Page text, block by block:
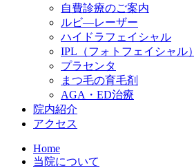
自費診療のご案内
ルビ―レーザー
ハイドラフェイシャル
IPL（フォトフェイシャル）
プラセンタ
まつ毛の育毛剤
AGA・ED治療
院内紹介
アクセス
Home
当院について